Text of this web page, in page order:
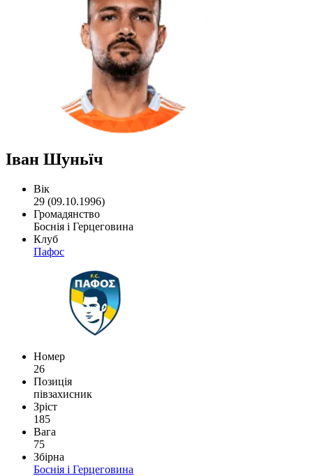
Іван Шуньїч
Вік
29 (09.10.1996)
Громадянство
Боснія і Герцеговина
Клуб
Пафос
Номер
26
Позиція
півзахисник
Зріст
185
Вага
75
Збірна
Боснія і Герцеговина